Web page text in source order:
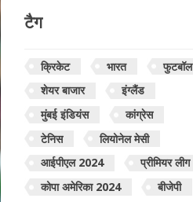
टैग
क्रिकेट भारत
फुटबॉल
शेयर बाजार
इंग्लैंड
मुंबई इंडियंस
कांग्रेस
टेनिस
लियोनेल मेसी
आईपीएल 2024
प्रीमियर लीग
कोपा अमेरिका 2024
बीजेपी